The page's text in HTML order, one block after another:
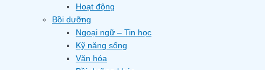
Hoạt động
Bồi dưỡng
Ngoại ngữ – Tin học
Kỹ năng sống
Văn hóa